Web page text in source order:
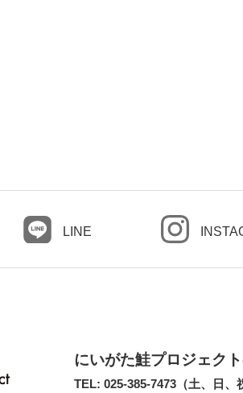
LINE
にいがた鮭プロジェクト
TEL: 025-385-7473（土、日、